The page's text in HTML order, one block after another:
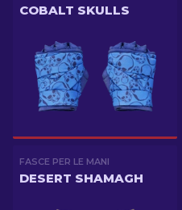
COBALT SKULLS
FASCE PER LE MANI
DESERT SHAMAGH